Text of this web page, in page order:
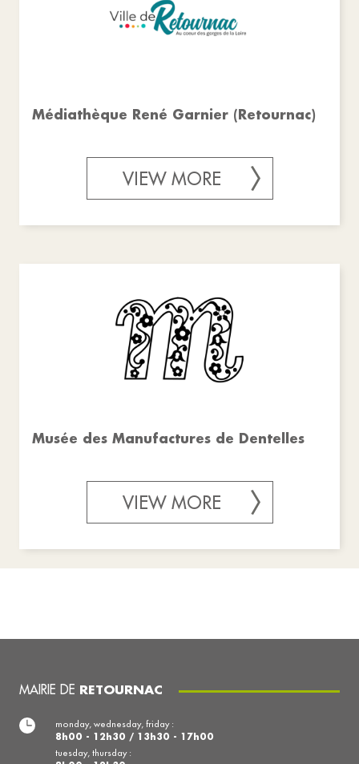
Médiathèque René Garnier (Retournac)
VIEW MORE
Musée des Manufactures de Dentelles
VIEW MORE
MAIRIE DE RETOURNAC
monday, wednesday, friday :
8h00 - 12h30 / 13h30 - 17h00
tuesday, thursday :